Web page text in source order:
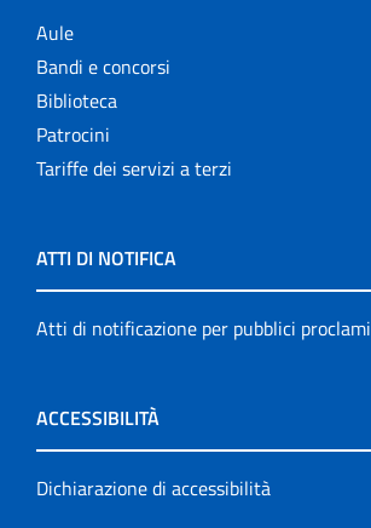
Aule
Bandi e concorsi
Biblioteca
Patrocini
Tariffe dei servizi a terzi
ATTI DI NOTIFICA
Atti di notificazione per pubblici proclami
ACCESSIBILITÀ
Dichiarazione di accessibilità